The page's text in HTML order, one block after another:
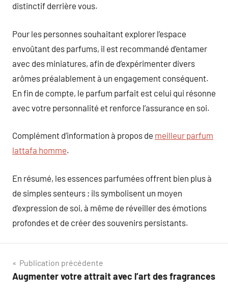
distinctif derrière vous.
Pour les personnes souhaitant explorer l’espace
envoûtant des parfums, il est recommandé d’entamer
avec des miniatures, afin de d’expérimenter divers
arômes préalablement à un engagement conséquent.
En fin de compte, le parfum parfait est celui qui résonne
avec votre personnalité et renforce l’assurance en soi.
Complément d’information à propos de meilleur parfum
lattafa homme.
En résumé, les essences parfumées offrent bien plus à
de simples senteurs ; ils symbolisent un moyen
d’expression de soi, à même de réveiller des émotions
profondes et de créer des souvenirs persistants.
Navigation
de
Publication précédente
Augmenter votre attrait avec l’art des fragrances